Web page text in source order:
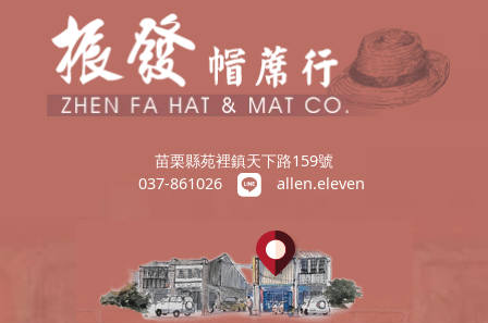
苗栗縣苑裡鎮天下路159號
037-861026
allen.eleven